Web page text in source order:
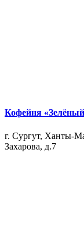
Кофейня
г. Сургут, Ханты-
Захарова, д.7